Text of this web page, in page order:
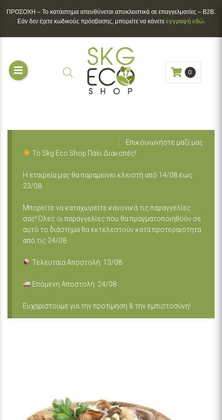
ΠΡΟΣΟΧΗ – To κατάστημα απευθύνεται αποκλειστικά σε επαγγελματίες – B2B.
Εάν δεν έχετε κωδικούς πρόσβασης, μπορείτε να κάνετε εγγραφή εδώ.
0
Επικοινωνήστε μαζί μας
Το Skg Eco Shop Πάει Διακοπές!
Η εταιρεία μας θα παραμείνει κλειστή από 14/08 έως
23/08.
Μπορείτε να καταχωρείτε κανονικά τις παραγγελίες
σας! Όλες οι παραγγελίες που θα πραγματοποιηθούν σε
αυτό το διάστημα θα εκτελεστούν κατά προτεραιότητα
από τις 24/08.
Τελευταία Αποστολή: 13/08
Επόμενη Αποστολή: 24/08
Ευχαριστούμε για την προτίμηση & την εμπιστοσύνη!